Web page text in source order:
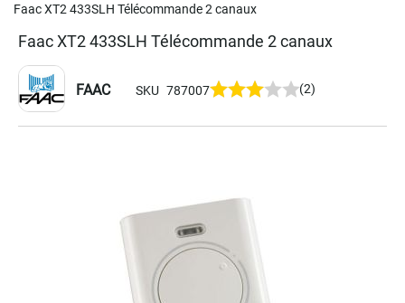
Faac XT2 433SLH Télécommande 2 canaux
Faac XT2 433SLH Télécommande 2 canaux
FAAC SKU 787007 (2)